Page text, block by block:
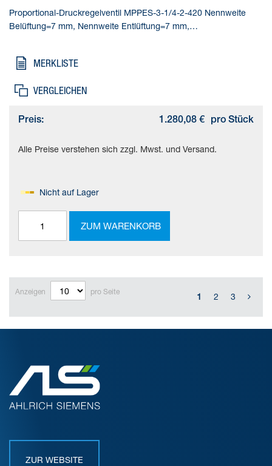
Proportional-Druckregelventil MPPES-3-1/4-2-420 Nennweite
Belüftung=7 mm, Nennweite Entlüftung=7 mm,
MERKLISTE
VERGLEICHEN
Preis: 1.280,08 € pro Stück
Alle Preise verstehen sich zzgl. Mwst. und Versand.
Nicht auf Lager
ZUM WARENKORB
Anzeigen pro Seite 1 2 3
ZUR WEBSITE